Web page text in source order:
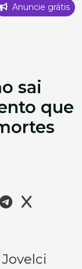
Anuncie grátis
sai
que